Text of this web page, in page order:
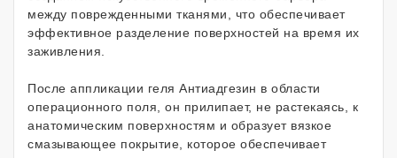
между поврежденными тканями, что обеспечивает
эффективное разделение поверхностей на время их
заживления.
После аппликации геля Антиадгезин в области
операционного поля, он прилипает, не растекаясь, к
анатомическим поверхностям и образует вязкое
смазывающее покрытие, которое обеспечивает